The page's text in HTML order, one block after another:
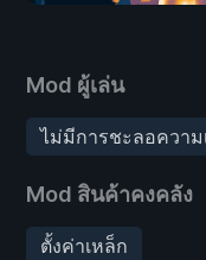
Mod ผู้เล่น
ไม่มีการชะลอความ
Mod สินค้าคงคลัง
ตั้งค่าเหล็ก